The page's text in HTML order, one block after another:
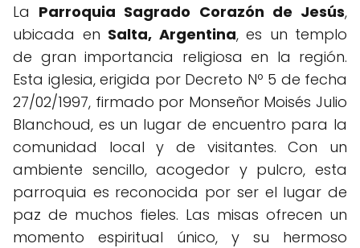
La Parroquia Sagrado Corazón de Jesús,
ubicada en Salta, Argentina, es un templo
de gran importancia religiosa en la región.
Esta iglesia, erigida por Decreto Nº 5 de fecha
27/02/1997, firmado por Monseñor Moisés Julio
Blanchoud, es un lugar de encuentro para la
comunidad local y de visitantes. Con un
ambiente sencillo, acogedor y pulcro, esta
parroquia es reconocida por ser el lugar de
paz de muchos fieles. Las misas ofrecen un
momento espiritual único, y su hermoso